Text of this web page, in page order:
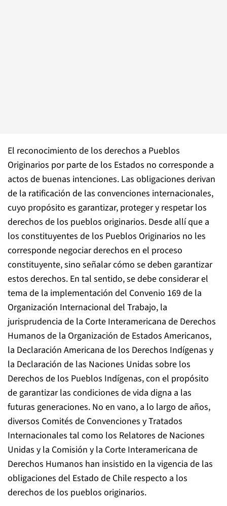
El reconocimiento de los derechos a Pueblos
Originarios por parte de los Estados no corresponde a
actos de buenas intenciones. Las obligaciones derivan
de la ratificación de las convenciones internacionales,
cuyo propósito es garantizar, proteger y respetar los
derechos de los pueblos originarios. Desde allí que a
los constituyentes de los Pueblos Originarios no les
corresponde negociar derechos en el proceso
constituyente, sino señalar cómo se deben garantizar
estos derechos. En tal sentido, se debe considerar el
tema de la implementación del Convenio 169 de la
Organización Internacional del Trabajo, la
jurisprudencia de la Corte Interamericana de Derechos
Humanos de la Organización de Estados Americanos,
la Declaración Americana de los Derechos Indígenas y
la Declaración de las Naciones Unidas sobre los
Derechos de los Pueblos Indígenas, con el propósito
de garantizar las condiciones de vida digna a las
futuras generaciones. No en vano, a lo largo de años,
diversos Comités de Convenciones y Tratados
Internacionales tal como los Relatores de Naciones
Unidas y la Comisión y la Corte Interamericana de
Derechos Humanos han insistido en la vigencia de las
obligaciones del Estado de Chile respecto a los
derechos de los pueblos originarios.